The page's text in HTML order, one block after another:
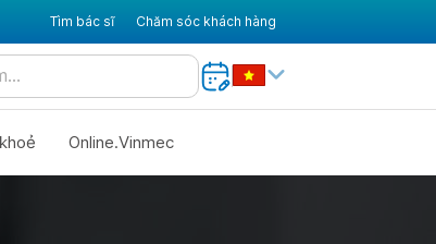
Tìm bác sĩ Chăm sóc khách hàng
Online.Vinmec